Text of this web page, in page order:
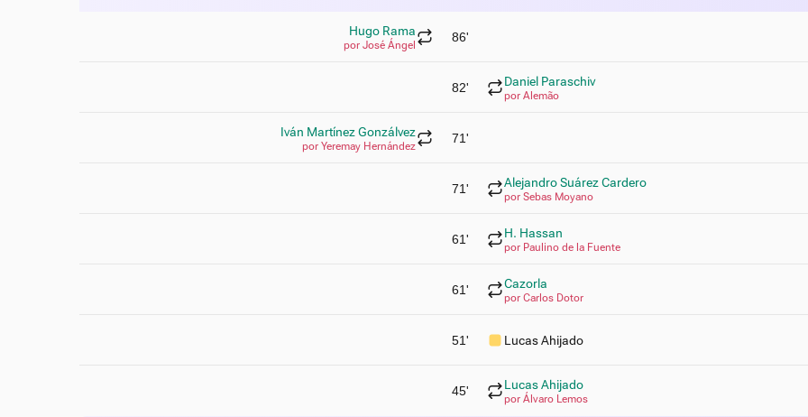
Hugo Rama
por José Ángel
86'
82' Daniel Paraschiv
por Alemão
Iván Martínez Gonzálvez
por Yeremay Hernández
71'
71' Alejandro Suárez Cardero
por Sebas Moyano
61' H. Hassan
por Paulino de la Fuente
61' Cazorla
por Carlos Dotor
51' Lucas Ahijado
45' Lucas Ahijado
por Álvaro Lemos